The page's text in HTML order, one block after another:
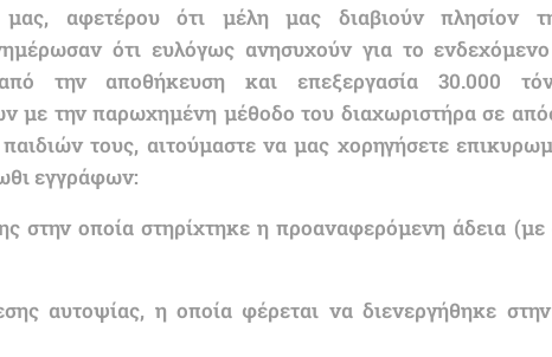
μας, αφετέρου ότι μέλη μας διαβιούν πλησίον
ότι ευλόγως ανησυχούν για το
την αποθήκευση και επεξεργασία 30.000
με την παρωχημένη μέθοδο του διαχωριστήρα σε
τους, αιτούμαστε να μας χορηγήσετε
εγγράφων:
στην οποία στηρίχτηκε η προαναφερόμενη άδεια
αυτοψίας, η οποία φέρεται να διενεργήθηκε